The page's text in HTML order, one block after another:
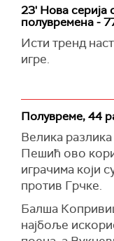
23' Нова серија
полувремена -
Исти тренд
игре.
Полувреме, 44
Велика разлика
Пешић ово
играчима који
против Грчке.
Балша
најбоље